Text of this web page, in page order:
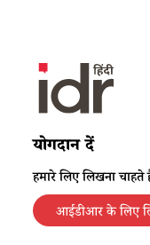
योगदान दें
हमारे लिए लिखना
आईडीआर के लिए